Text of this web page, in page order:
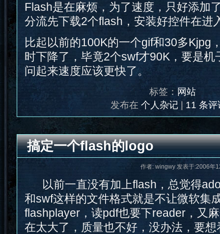
Flash是在麻烦，为了速度，只好添加
分流先下载2个flash，安装好控件在进
比起以前的100K的一个gif和30多Kjpg
时下降了，毕竟2个swf才90K，要是机
问起来速度应该更快了。
标签：网站
发布在个人杂记 | 11 条评
搞定一个flash的logo
作者: wingwy 发表于:2006年
以前一直没有加上flash，总觉得
和swf这样的文件格式就是不让微软集
flashplayer，读pdf也要下reader，又
在太大了，质量也不好，没办法，要